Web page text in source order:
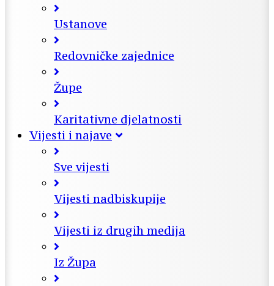
Ustanove
Redovničke zajednice
Župe
Karitativne djelatnosti
Vijesti i najave
Sve vijesti
Vijesti nadbiskupije
Vijesti iz drugih medija
Iz Župa